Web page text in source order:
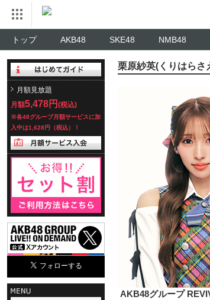
トップ AKB48 SKE48 NMB48
月額見放題
月額5,478円 (税込)
※各48グループ月額サービスに加
入中は1,628円（税込）！
栗原紗英(くりはら
AKB48グループ